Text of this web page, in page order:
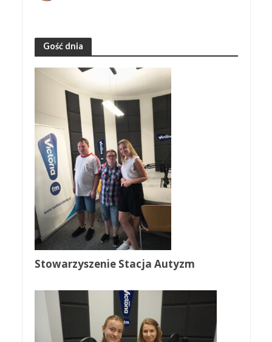
Gość dnia
Stowarzyszenie Stacja Autyzm